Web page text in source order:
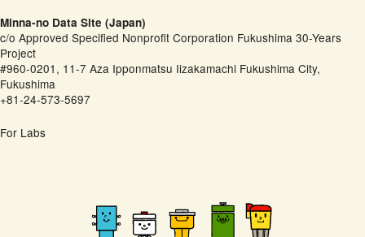
Minna-no Data Site (Japan)
c/o Approved Specified Nonprofit Corporation Fukushima 30-Years
Project
#960-0201, 11-7 Aza Ipponmatsu Iizakamachi Fukushima City,
Fukushima
+81-24-573-5697
For Labs